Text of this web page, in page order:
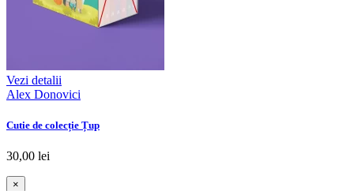
Vezi detalii
Alex Donovici
Cutie de colecție Țup
30,00 lei
×